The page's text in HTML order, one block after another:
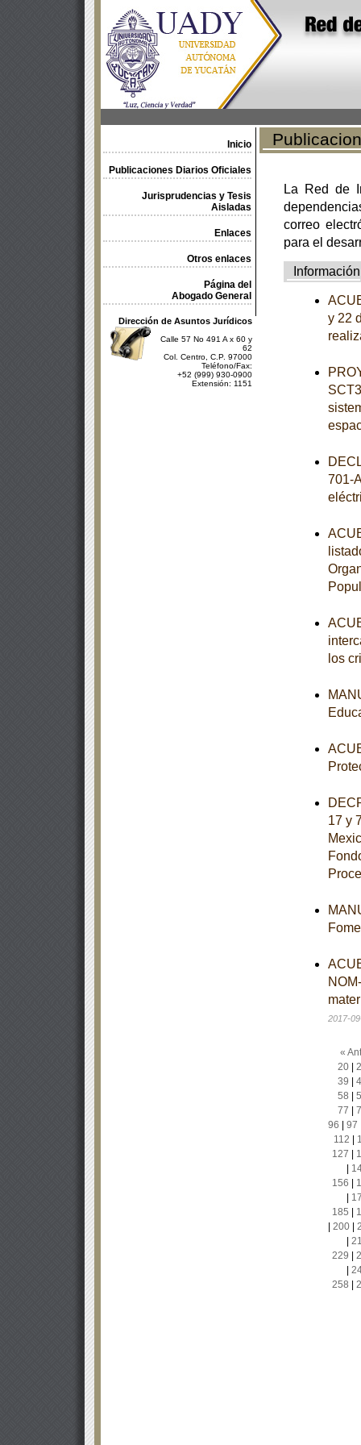
Inicio
Publicaciones Diarios Oficiales
Jurisprudencias y Tesis
Aisladas
Enlaces
Otros enlaces
Página del
Abogado General
Dirección de Asuntos Jurídicos
Calle 57 No 491 A x 60 y
62
Col. Centro, C.P. 97000
Teléfono/Fax:
+52 (999) 930-0900
Extensión: 1151
La Red de
correo
para el
Información
y 22
701-
los
17 y
2017-
«
20|
39
58
77
96
97
112
127
156
185
200|
229
258